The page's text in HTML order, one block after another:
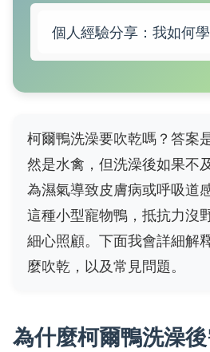
個人經驗分享：我如何
柯爾鴨洗澡要吹乾嗎？答案
然是水禽，但洗澡後如果不
為濕氣導致皮膚病或呼吸道
這種小型寵物鴨，抵抗力沒
細心照顧。下面我會詳細解
麼吹乾，以及常見問題。
為什麼柯爾鴨洗澡